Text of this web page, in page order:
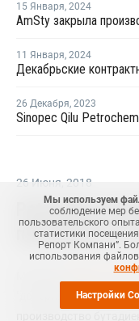
15 Января, 2024
AmSty закрыла
11 Января, 2024
26 Декабря, 2023
26 Июня 2018
PetroChina
Маркет
"дочерняя" компания
Мы используем
соблюдение мер
пользовательского
статистики
Репорт Компани”.
использования
Настройки